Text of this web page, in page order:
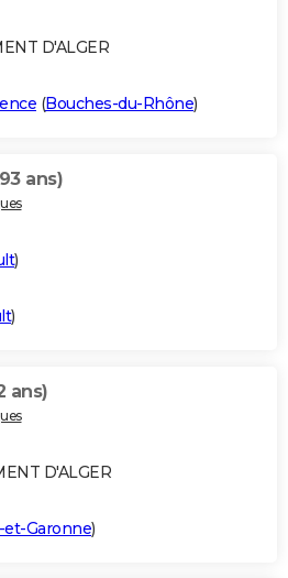
D'ALGER
(Bouches-du-Rhône)
ans)
)
)
ans)
D'ALGER
Garonne)